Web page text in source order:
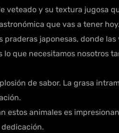
veteado y su textura jugosa
que vas a tener hoy.
japonesas, donde
que necesitamos nosotros
de sabor. La grasa
estos animales es